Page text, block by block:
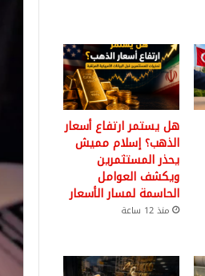
هل يستمر ارتفاع أسعار
الذهب؟ إسلام مميش
يحذر المستثمرين
ويكشف العوامل
الحاسمة لمسار الأسعار
منذ 12 ساعة